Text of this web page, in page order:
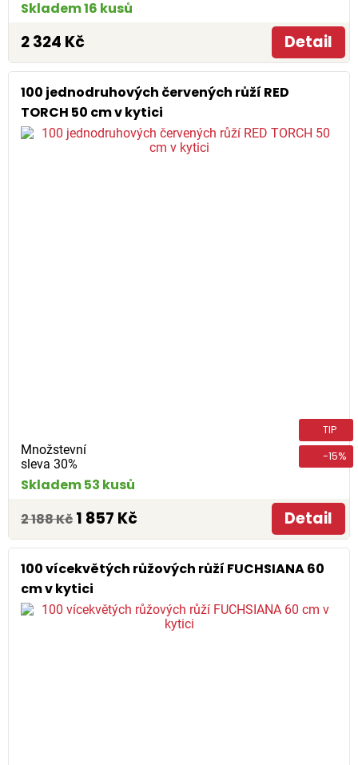
Skladem 16 kusů
2 324 Kč Detail
100 jednodruhových červených růží RED
TORCH 50 cm v kytici
Množstevní
sleva 30%
TIP
-15%
Skladem 53 kusů
2 188 Kč 1 857 Kč Detail
100 vícekvětých růžových růží FUCHSIANA 60
cm v kytici